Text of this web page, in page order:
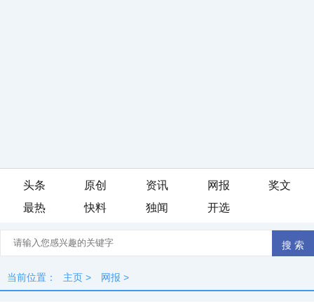
头条 原创 资讯 网报
奖文
最热
快料 独闻 开选
当前位置： 主页 > 网报 >